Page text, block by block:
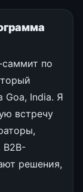
саммит по
Goa, India. Я
встречу
B2B-
решения,